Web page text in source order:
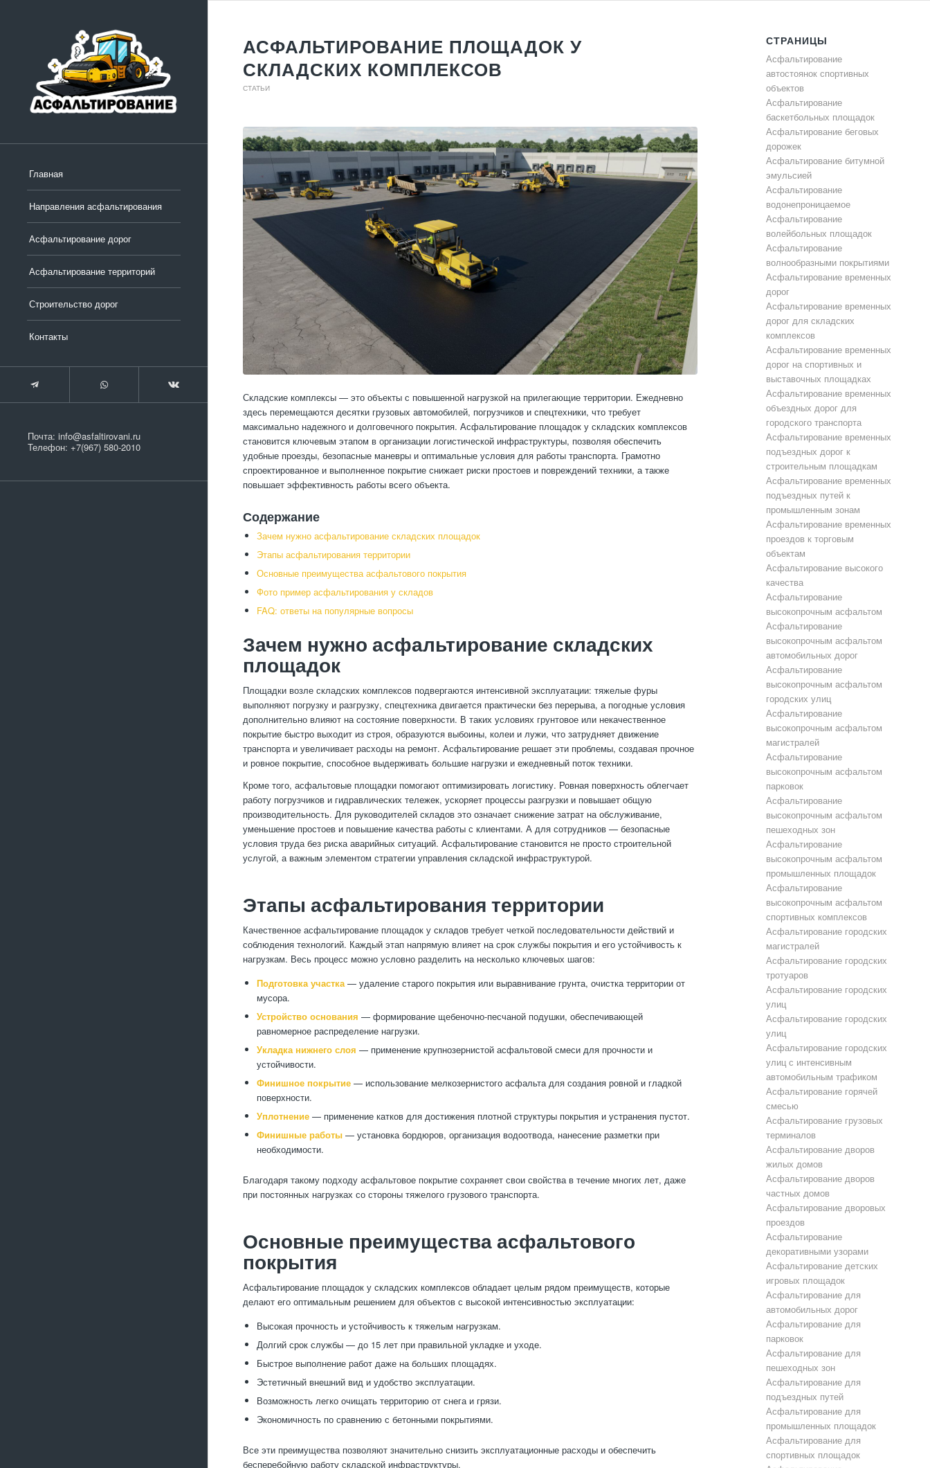
Главная
Направления асфальтирования
Асфальтирование дорог
Асфальтирование территорий
Строительство дорог
Контакты
Почта: info@asfaltirovani.ru
Телефон: +7(967) 580-2010
АСФАЛЬТИРОВАНИЕ ПЛОЩАДОК У
СКЛАДСКИХ КОМПЛЕКСОВ
СТАТЬИ
Складские комплексы — это объекты с повышенной нагрузкой на прилегающие территории. Ежедневно
здесь перемещаются десятки грузовых автомобилей, погрузчиков и спецтехники, что требует
максимально надежного и долговечного покрытия. Асфальтирование площадок у складских комплексов
становится ключевым этапом в организации логистической инфраструктуры, позволяя обеспечить
удобные проезды, безопасные маневры и оптимальные условия для работы транспорта. Грамотно
спроектированное и выполненное покрытие снижает риски простоев и повреждений техники, а также
повышает эффективность работы всего объекта.
Содержание
Зачем нужно асфальтирование складских площадок
Этапы асфальтирования территории
Основные преимущества асфальтового покрытия
Фото пример асфальтирования у складов
FAQ: ответы на популярные вопросы
Зачем нужно асфальтирование складских
площадок
Площадки возле складских комплексов подвергаются интенсивной эксплуатации: тяжелые фуры
выполняют погрузку и разгрузку, спецтехника двигается практически без перерыва, а погодные условия
дополнительно влияют на состояние поверхности. В таких условиях грунтовое или некачественное
покрытие быстро выходит из строя, образуются выбоины, колеи и лужи, что затрудняет движение
транспорта и увеличивает расходы на ремонт. Асфальтирование решает эти проблемы, создавая прочное
и ровное покрытие, способное выдерживать большие нагрузки и ежедневный поток техники.
Кроме того, асфальтовые площадки помогают оптимизировать логистику. Ровная поверхность облегчает
работу погрузчиков и гидравлических тележек, ускоряет процессы разгрузки и повышает общую
производительность. Для руководителей складов это означает снижение затрат на обслуживание,
уменьшение простоев и повышение качества работы с клиентами. А для сотрудников — безопасные
условия труда без риска аварийных ситуаций. Асфальтирование становится не просто строительной
услугой, а важным элементом стратегии управления складской инфраструктурой.
Этапы асфальтирования территории
Качественное асфальтирование площадок у складов требует четкой последовательности действий и
соблюдения технологий. Каждый этап напрямую влияет на срок службы покрытия и его устойчивость к
нагрузкам. Весь процесс можно условно разделить на несколько ключевых шагов:
Подготовка участка — удаление старого покрытия или выравнивание грунта, очистка территории от
мусора.
Устройство основания — формирование щебеночно-песчаной подушки, обеспечивающей
равномерное распределение нагрузки.
Укладка нижнего слоя — применение крупнозернистой асфальтовой смеси для прочности и
устойчивости.
Финишное покрытие — использование мелкозернистого асфальта для создания ровной и гладкой
поверхности.
Уплотнение — применение катков для достижения плотной структуры покрытия и устранения пустот.
Финишные работы — установка бордюров, организация водоотвода, нанесение разметки при
необходимости.
Благодаря такому подходу асфальтовое покрытие сохраняет свои свойства в течение многих лет, даже
при постоянных нагрузках со стороны тяжелого грузового транспорта.
Основные преимущества асфальтового
покрытия
Асфальтирование площадок у складских комплексов обладает целым рядом преимуществ, которые
делают его оптимальным решением для объектов с высокой интенсивностью эксплуатации:
Высокая прочность и устойчивость к тяжелым нагрузкам.
Долгий срок службы — до 15 лет при правильной укладке и уходе.
Быстрое выполнение работ даже на больших площадях.
Эстетичный внешний вид и удобство эксплуатации.
Возможность легко очищать территорию от снега и грязи.
Экономичность по сравнению с бетонными покрытиями.
Все эти преимущества позволяют значительно снизить эксплуатационные расходы и обеспечить
бесперебойную работу складской инфраструктуры.
СТРАНИЦЫ
Асфальтирование
автостоянок спортивных
объектов
Асфальтирование
баскетбольных площадок
Асфальтирование беговых
дорожек
Асфальтирование битумной
эмульсией
Асфальтирование
водонепроницаемое
Асфальтирование
волейбольных площадок
Асфальтирование
волнообразными покрытиями
Асфальтирование временных
дорог
Асфальтирование временных
дорог для складских
комплексов
Асфальтирование временных
дорог на спортивных и
выставочных площадках
Асфальтирование временных
объездных дорог для
городского транспорта
Асфальтирование временных
подъездных дорог к
строительным площадкам
Асфальтирование временных
подъездных путей к
промышленным зонам
Асфальтирование временных
проездов к торговым
объектам
Асфальтирование высокого
качества
Асфальтирование
высокопрочным асфальтом
Асфальтирование
высокопрочным асфальтом
автомобильных дорог
Асфальтирование
высокопрочным асфальтом
городских улиц
Асфальтирование
высокопрочным асфальтом
магистралей
Асфальтирование
высокопрочным асфальтом
парковок
Асфальтирование
высокопрочным асфальтом
пешеходных зон
Асфальтирование
высокопрочным асфальтом
промышленных площадок
Асфальтирование
высокопрочным асфальтом
спортивных комплексов
Асфальтирование городских
магистралей
Асфальтирование городских
тротуаров
Асфальтирование городских
улиц
Асфальтирование городских
улиц
Асфальтирование городских
улиц с интенсивным
автомобильным трафиком
Асфальтирование горячей
смесью
Асфальтирование грузовых
терминалов
Асфальтирование дворов
жилых домов
Асфальтирование дворов
частных домов
Асфальтирование дворовых
проездов
Асфальтирование
декоративными узорами
Асфальтирование детских
игровых площадок
Асфальтирование для
автомобильных дорог
Асфальтирование для
парковок
Асфальтирование для
пешеходных зон
Асфальтирование для
подъездных путей
Асфальтирование для
промышленных площадок
Асфальтирование для
спортивных площадок